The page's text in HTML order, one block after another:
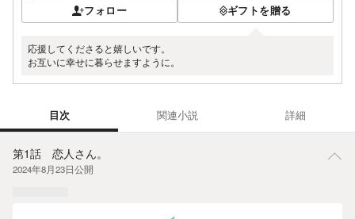
フォロー ギフトを贈る
応援してくださると嬉しいです。
お互いに幸せに暮らせますように。
目次 関連小説 詳細
第1話 恋人さん。
2024年8月23日公開